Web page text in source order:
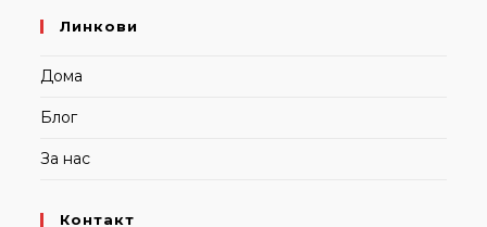
Линкови
Дома
Блог
За нас
Контакт